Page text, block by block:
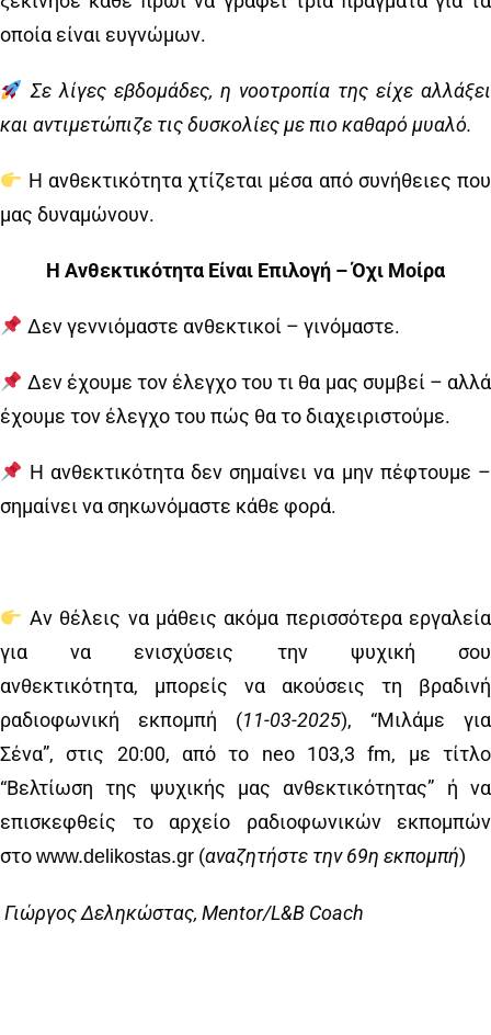
οποία είναι ευγνώμων.
Σε λίγες εβδομάδες, η νοοτροπία της είχε αλλάξει
και αντιμετώπιζε τις δυσκολίες με πιο καθαρό μυαλό.
Η ανθεκτικότητα χτίζεται μέσα από συνήθειες που
μας δυναμώνουν.
Η Ανθεκτικότητα Είναι Επιλογή – Όχι Μοίρα
Δεν γεννιόμαστε ανθεκτικοί – γινόμαστε.
Δεν έχουμε τον έλεγχο του τι θα μας συμβεί – αλλά
έχουμε τον έλεγχο του πώς θα το διαχειριστούμε.
Η ανθεκτικότητα δεν σημαίνει να μην πέφτουμε –
σημαίνει να σηκωνόμαστε κάθε φορά.
Αν θέλεις να μάθεις ακόμα περισσότερα εργαλεία
για να ενισχύσεις την ψυχική σου
ανθεκτικότητα, μπορείς να ακούσεις τη βραδινή
ραδιοφωνική εκπομπή (11-03-2025), “Μιλάμε για
Σένα”, στις 20:00, από το neo 103,3 fm, με τίτλο
“Βελτίωση της ψυχικής μας ανθεκτικότητας” ή να
επισκεφθείς το αρχείο ραδιοφωνικών εκπομπών
στο www.delikostas.gr (αναζητήστε την 69η εκπομπή)
Γιώργος Δεληκώστας, Mentor/L&B Coach